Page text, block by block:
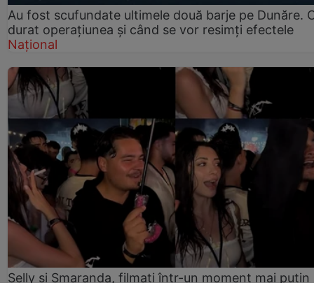
Au fost scufundate ultimele două barje pe Dunăre.
durat operațiunea și când se vor resimți efectele
Național
Selly și Smaranda, filmați într-un moment mai puțin